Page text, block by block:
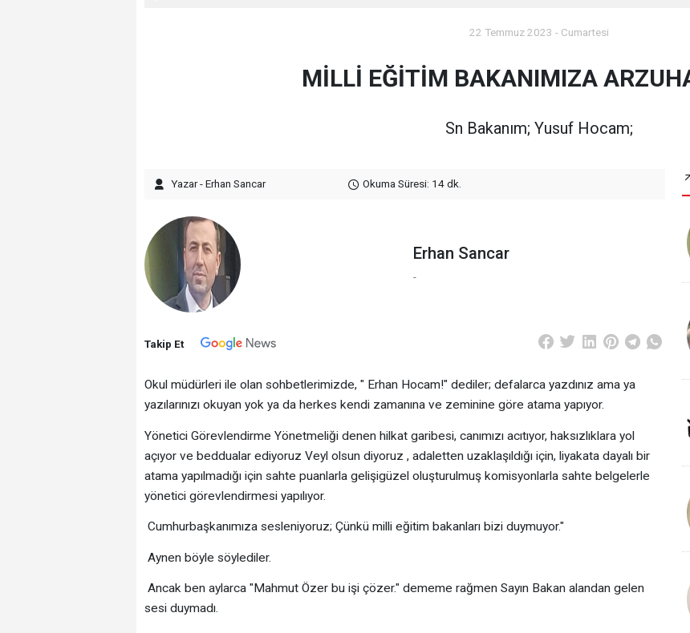
22 Temmuz 2023 - Cumartesi
MİLLİ EĞİTİM BAKANIMIZA
Sn Bakanım; Yusuf Hocam;
Yazar - Erhan Sancar Okuma Süresi: 14 dk.
Erhan Sancar
-
Takip Et
Okul müdürleri ile olan sohbetlerimizde, " Erhan Hocam!" dediler; defalarca yazdınız ama ya
yazılarınızı okuyan yok ya da herkes kendi zamanına ve zeminine göre atama yapıyor.
Yönetici Görevlendirme Yönetmeliği denen hilkat garibesi, canımızı acıtıyor, haksızlıklara yol
açıyor ve beddualar ediyoruz Veyl olsun diyoruz , adaletten uzaklaşıldığı için, liyakata dayalı bir
atama yapılmadığı için sahte puanlarla gelişigüzel oluşturulmuş komisyonlarla sahte belgelerle
yönetici görevlendirmesi yapılıyor.
Cumhurbaşkanımıza sesleniyoruz; Çünkü milli eğitim bakanları bizi duymuyor."
Aynen böyle söylediler.
Ancak ben aylarca "Mahmut Özer bu işi çözer." dememe rağmen Sayın Bakan alandan gelen
sesi duymadı.